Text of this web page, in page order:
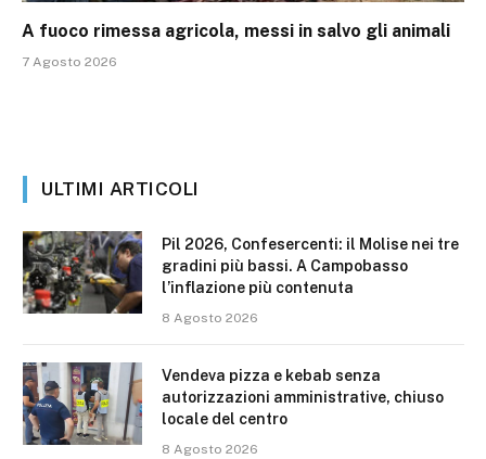
A fuoco rimessa agricola, messi in salvo gli animali
7 Agosto 2026
ULTIMI ARTICOLI
Pil 2026, Confesercenti: il Molise nei tre
gradini più bassi. A Campobasso
l’inflazione più contenuta
8 Agosto 2026
Vendeva pizza e kebab senza
autorizzazioni amministrative, chiuso
locale del centro
8 Agosto 2026